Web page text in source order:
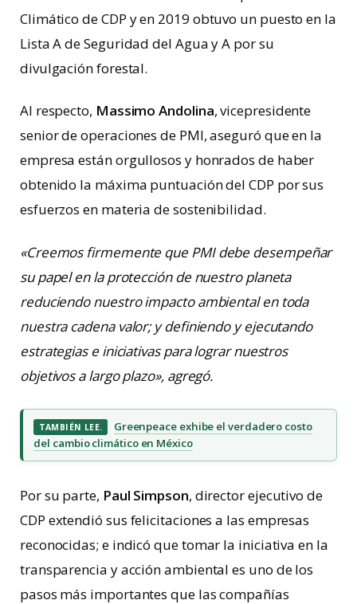
Climático de CDP y en 2019 obtuvo un puesto en la
Lista A de Seguridad del Agua y A por su
divulgación forestal.
Al respecto, Massimo Andolina, vicepresidente
senior de operaciones de PMI, aseguró que en la
empresa están orgullosos y honrados de haber
obtenido la máxima puntuación del CDP por sus
esfuerzos en materia de sostenibilidad.
«Creemos firmemente que PMI debe desempeñar
su papel en la protección de nuestro planeta
reduciendo nuestro impacto ambiental en toda
nuestra cadena valor; y definiendo y ejecutando
estrategias e iniciativas para lograr nuestros
objetivos a largo plazo», agregó.
TAMBIÉN LEE.
Greenpeace exhibe el verdadero costo
del cambio climático en México
Por su parte, Paul Simpson, director ejecutivo de
CDP extendió sus felicitaciones a las empresas
reconocidas; e indicó que tomar la iniciativa en la
transparencia y acción ambiental es uno de los
pasos más importantes que las compañías